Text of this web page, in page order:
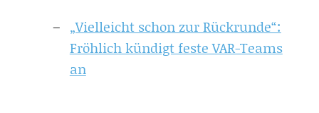
„Vielleicht schon zur Rückrunde“:
Fröhlich kündigt feste VAR-Teams
an